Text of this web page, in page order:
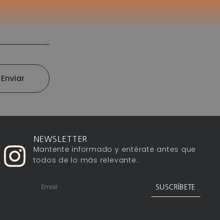
Enviar
NEWSLETTER
Mantente informado y entérate antes que
todos de lo más relevante.
SUSCRÍBETE